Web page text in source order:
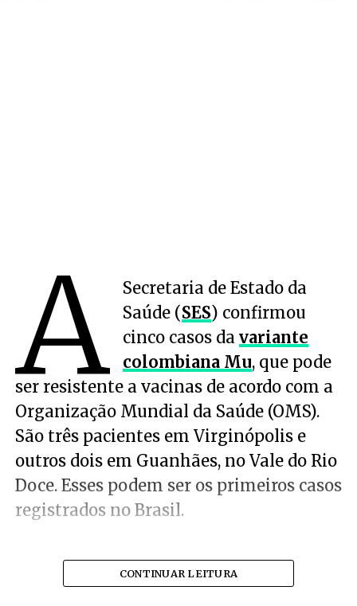
A
Secretaria de Estado da
Saúde (SES) confirmou
cinco casos davariante
colombiana Mu, que pode
ser resistente a vacinas de acordo com a
Organização Mundial da Saúde (OMS).
São três pacientes em Virginópolis e
outros dois em Guanhães, no Vale do Rio
Doce. Esses podem ser os primeiros casos
registrados no Brasil.
CONTINUAR LEITURA